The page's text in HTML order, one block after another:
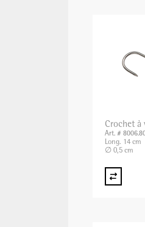
Crochet à
Art. #
Long. 14 cm
∅ 0,5 cm